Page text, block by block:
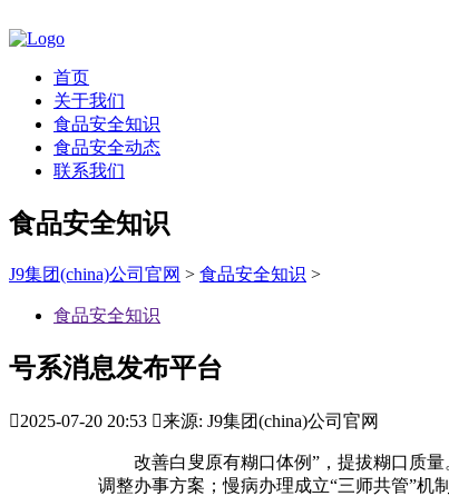
首页
关于我们
食品安全知识
食品安全动态
联系我们
食品安全知识
J9集团(china)公司官网 > 食品安全知识 >
食品安全知识
号系消息发布平台
2025-07-20 20:53 来源: J9集团(china)公司官网
改善白叟原有糊口体例”，提拔糊口质量
调整办事方案；慢病办理成立“三师共管”机